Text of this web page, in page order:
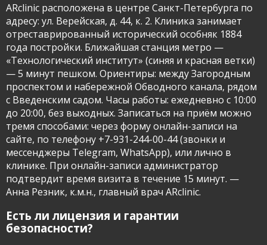
ARclinic расположена в центре Санкт-Петербурга по
адресу: ул. Верейская, д. 44, к. 2. Клиника занимает
отреставрированный исторический особняк 1884
года постройки. Ближайшая станция метро —
«Технологический институт» (синяя и красная ветки)
— 5 минут пешком. Ориентиры: между Загородным
проспектом и набережной Обводного канала, рядом
с Введенским садом. Часы работы: ежедневно с 10:00
до 20:00, без выходных. Записаться на приём можно
тремя способами: через форму онлайн-записи на
сайте, по телефону +7-931-244-00-44 (звонки и
мессенджеры Telegram, WhatsApp), или лично в
клинике. При онлайн-записи администратор
подтвердит время визита в течение 15 минут. —
Анна Резник, к.м.н., главный врач ARclinic.
Есть ли лицензия и гарантии
безопасности?